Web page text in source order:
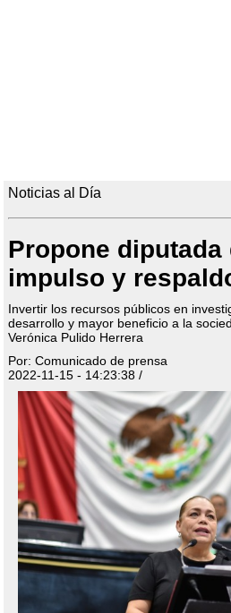
Noticias al Día
Propone diputada
impulso y
Invertir los recursos públicos en
desarrollo y mayor beneficio a la
Verónica Pulido Herrera
Por: Comunicado de prensa
2022-11-15 - 14:23:38 /